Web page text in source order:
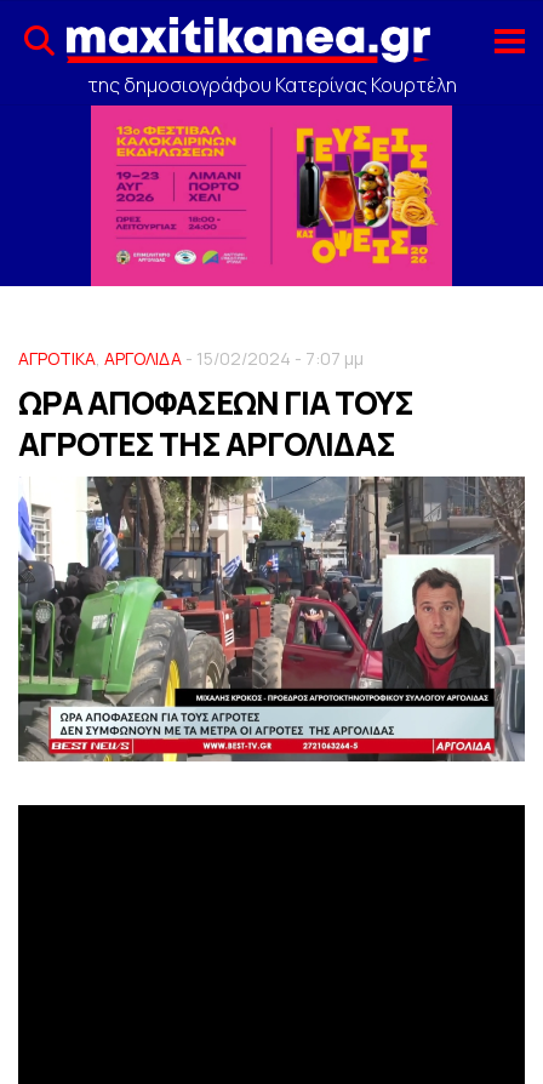
της δημοσιογράφου Κατερίνας Κουρτέλη
ΑΓΡΟΤΙΚΑ, ΑΡΓΟΛΙΔΑ - 15/02/2024 - 7:07 μμ
ΩΡΑ ΑΠΟΦΑΣΕΩΝ ΓΙΑ ΤΟΥΣ
ΑΓΡΟΤΕΣ ΤΗΣ ΑΡΓΟΛΙΔΑΣ